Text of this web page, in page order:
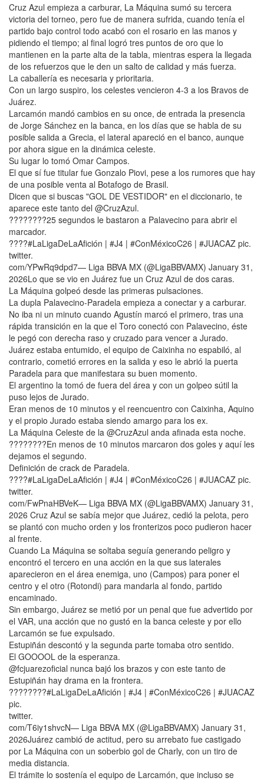
Cruz Azul empieza a carburar, La Máquina sumó su tercera
victoria del torneo, pero fue de manera sufrida, cuando tenía el
partido bajo control todo acabó con el rosario en las manos y
pidiendo el tiempo; al final logró tres puntos de oro que lo
mantienen en la parte alta de la tabla, mientras espera la llegada
de los refuerzos que le den un salto de calidad y más fuerza.
La caballería es necesaria y prioritaria.
Con un largo suspiro, los celestes vencieron 4-3 a los Bravos de
Juárez.
Larcamón mandó cambios en su once, de entrada la presencia
de Jorge Sánchez en la banca, en los días que se habla de su
posible salida a Grecia, el lateral apareció en el banco, aunque
por ahora sigue en la dinámica celeste.
Su lugar lo tomó Omar Campos.
El que sí fue titular fue Gonzalo Piovi, pese a los rumores que hay
de una posible venta al Botafogo de Brasil.
Dicen que si buscas "GOL DE VESTIDOR" en el diccionario, te
aparece este tanto del @CruzAzul.
????????25 segundos le bastaron a Palavecino para abrir el
marcador.
????#LaLigaDeLaAfición | #J4 | #ConMéxicoC26 | #JUACAZ pic.
twitter.
com/YPwRq9dpd7— Liga BBVA MX (@LigaBBVAMX) January 31,
2026Lo que se vio en Juárez fue un Cruz Azul de dos caras.
La Máquina golpeó desde las primeras pulsaciones.
La dupla Palavecino-Paradela empieza a conectar y a carburar.
No iba ni un minuto cuando Agustín marcó el primero, tras una
rápida transición en la que el Toro conectó con Palavecino, éste
le pegó con derecha raso y cruzado para vencer a Jurado.
Juárez estaba entumido, el equipo de Caixinha no espabiló, al
contrario, cometió errores en la salida y eso le abrió la puerta
Paradela para que manifestara su buen momento.
El argentino la tomó de fuera del área y con un golpeo sútil la
puso lejos de Jurado.
Eran menos de 10 minutos y el reencuentro con Caixinha, Aquino
y el propio Jurado estaba siendo amargo para los ex.
La Máquina Celeste de la @CruzAzul anda afinada esta noche.
????????En menos de 10 minutos marcaron dos goles y aquí les
dejamos el segundo.
Definición de crack de Paradela.
????#LaLigaDeLaAfición | #J4 | #ConMéxicoC26 | #JUACAZ pic.
twitter.
com/FwPnaHBVeK— Liga BBVA MX (@LigaBBVAMX) January 31,
2026 Cruz Azul se sabía mejor que Juárez, cedió la pelota, pero
se plantó con mucho orden y los fronterizos poco pudieron hacer
al frente.
Cuando La Máquina se soltaba seguía generando peligro y
encontró el tercero en una acción en la que sus laterales
aparecieron en el área enemiga, uno (Campos) para poner el
centro y el otro (Rotondi) para mandarla al fondo, partido
encaminado.
Sin embargo, Juárez se metió por un penal que fue advertido por
el VAR, una acción que no gustó en la banca celeste y por ello
Larcamón se fue expulsado.
Estupiñán descontó y la segunda parte tomaba otro sentido.
El GOOOOL de la esperanza.
@fcjuarezoficial nunca bajó los brazos y con este tanto de
Estupiñán hay drama en la frontera.
????????#LaLigaDeLaAfición | #J4 | #ConMéxicoC26 | #JUACAZ
pic.
twitter.
com/T6iy1shvcN— Liga BBVA MX (@LigaBBVAMX) January 31,
2026Juárez cambió de actitud, pero su arrebato fue castigado
por La Máquina con un soberbio gol de Charly, con un tiro de
media distancia.
El trámite lo sostenía el equipo de Larcamón, que incluso se